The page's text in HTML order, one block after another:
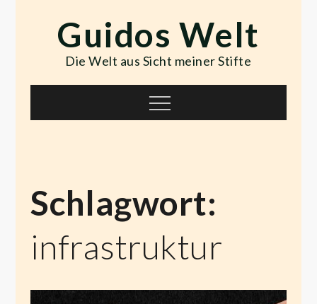
contentGuidos Welt
Die Welt aus Sicht meiner Stifte
Menu
Schlagwort:
infrastruktur